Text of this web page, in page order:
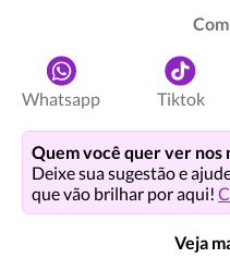
Whatsapp Tiktok
Quem você quer ver nos
Deixe sua sugestão e
que vão brilhar por aqui!
Veja